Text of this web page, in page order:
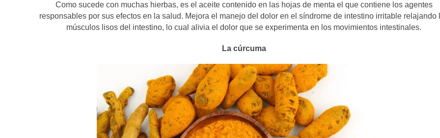
Como sucede con muchas hierbas, es el aceite contenido en las hojas de menta el que contiene los agentes
responsables por sus efectos en la salud. Mejora el manejo del dolor en el síndrome de intestino irritable relajando
músculos lisos del intestino, lo cual alivia el dolor que se experimenta en los movimientos intestinales.
La cúrcuma